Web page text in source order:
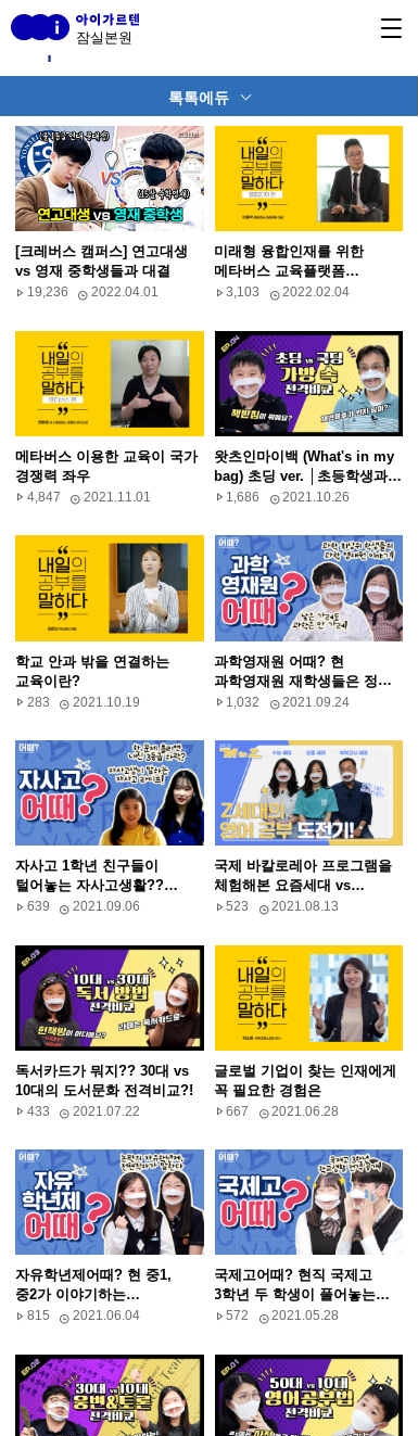
잠실본원
톡톡에듀
[크레버스 캠퍼스] 연고대생
vs 영재 중학생들과 대결
19,236 2022.04.01
미래형 융합인재를 위한
메타버스 교육플랫폼
크레버스
3,103 2022.02.04
메타버스 이용한 교육이 국가
경쟁력 좌우
4,847 2021.11.01
왓츠인마이백 (What's in my
bag) 초딩 ver. │초등학생과
국민학생의 책가방을
1,686 2021.10.26
학교 안과 밖을 연결하는
교육이란?
283 2021.10.19
과학영재원 어때? 현
과학영재원 재학생들은 정말
창의적일까??
1,032 2021.09.24
자사고 1학년 친구들이
털어놓는 자사고생활??
합격방법??
639 2021.09.06
국제 바칼로레아 프로그램을
체험해본 요즘세대 vs
수능세대 vs 학력고사 세대
523 2021.08.13
독서카드가 뭐지?? 30대 vs
10대의 도서문화 전격비교?!
433 2021.07.22
글로벌 기업이 찾는 인재에게
꼭 필요한 경험은
667 2021.06.28
자유학년제어때? 현 중1,
중2가 이야기하는
자유학년제의 진실은??!!
815 2021.06.04
국제고어때? 현직 국제고
3학년 두 학생이 풀어놓는
진짜 이야기!!
572 2021.05.28